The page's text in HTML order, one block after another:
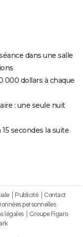
dans une salle
000 dollars à chaque
: une seule nuit
secondes la suite
Publicité
Contact
personnelles
légales
Groupe Figaro